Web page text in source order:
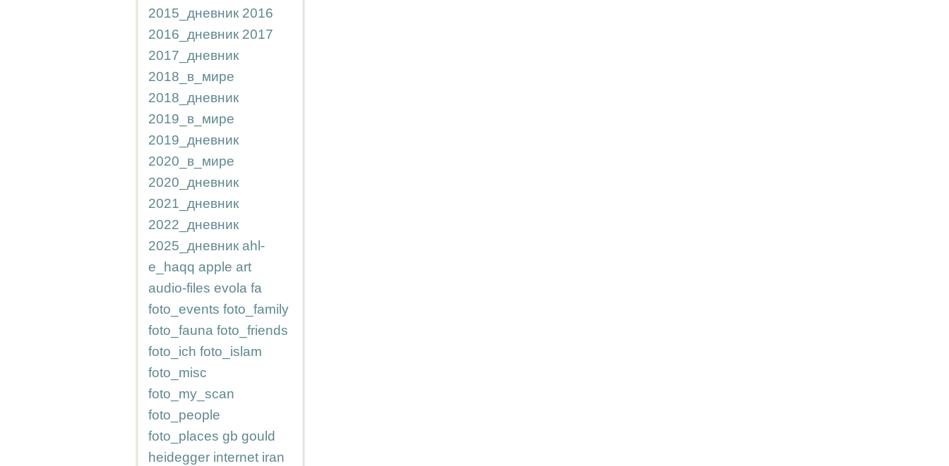
2015_дневник 2016
2016_дневник 2017
2017_дневник
2018_в_мире
2018_дневник
2019_в_мире
2019_дневник
2020_в_мире
2020_дневник
2021_дневник
2022_дневник
2025_дневник ahl-
e_haqq apple art
audio-files evola fa
foto_events foto_family
foto_fauna foto_friends
foto_ich foto_islam
foto_misc
foto_my_scan
foto_people
foto_places gb gould
heidegger internet iran